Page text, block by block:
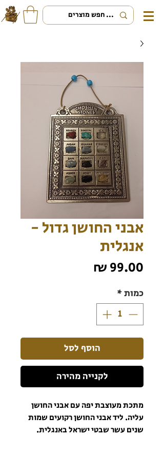
אבני החושן גדול -
אנגלית
כמות*
הוסף לסל
לקנייה מהירה
מתכת מעוצבת יפה עם אבני החושן
עליה. ליד אבני החושן רקועים שמות
שנים עשר שבטי ישראל באנגלית.